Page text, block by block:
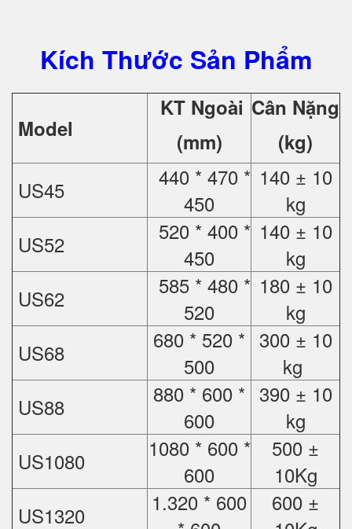
Kích Thước Sản Phẩm
Model
KT Ngoài
(mm)
Cân Nặng
(kg)
US45
440 * 470 *
450
140 ± 10
kg
US52
520 * 400 *
450
140 ± 10
kg
US62
585 * 480 *
520
180 ± 10
kg
US68
680 * 520 *
500
300 ± 10
kg
US88
880 * 600 *
600
390 ± 10
kg
US1080
1080 * 600 *
600
500 ±
10Kg
US1320
1.320 * 600
600 ±